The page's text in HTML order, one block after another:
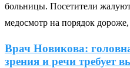
больницы. Посетители
медосмотр на порядок
Врач Новикова:
зрения и речи требует